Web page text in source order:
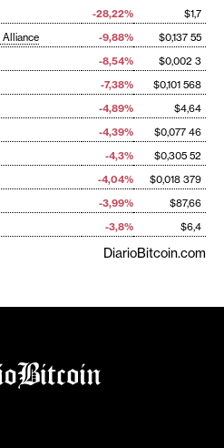
-28,22%
$1,7
Alliance -9,88%
$0,137 55
-8,54%
$0,002 3
-7,38%
$0,101 568
-4,89%
$4,64
-4,39%
$0,077 46
-4,3%
$0,305 52
-4,04%
$0,018 379
-3,99%
$87,66
-3,8% $6,4
DiarioBitcoin.com